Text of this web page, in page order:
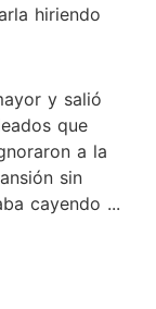
hiriendo
y salió
que
a la
sin
cayendo ...